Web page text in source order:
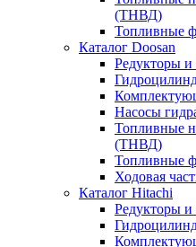
(ТНВД)
Топливные
Каталог Doosan
Редукторы
Насосы
Топливные
(ТНВД)
Топливные
Ходовая
Каталог Hitachi
Редукторы